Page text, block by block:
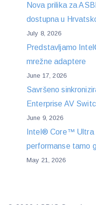
Nova prilika za
dostupna u
July 8, 2026
Predstavljamo
mrežne adaptere
June 17, 2026
Savršeno
Enterprise AV
June 9, 2026
Intel® Core™ Ultra
performanse tamo
May 21, 2026